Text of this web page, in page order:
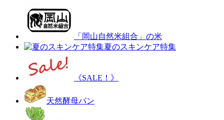
「岡山自然米組合」の米
夏のスキンケア特集
《SALE！》
天然酵母パン